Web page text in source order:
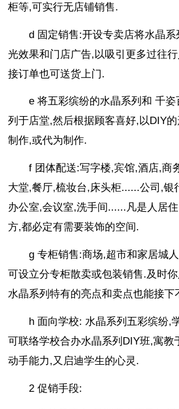
柜等,可实行无店铺销售.
d 固定销售:开设专卖店将水晶
光效果和门店广告,以吸引更多过往
接订单也可送货上门.
e 将五彩缤纷的水晶系列和 千
列于店堂,然后根据顾客喜好,以DIY
制作,或代为制作.
f 团体配送:写字楼,宾馆,酒店,商
大堂,餐厅,梳妆台,床头柜......公司,银
办公室,会议室,洗手间......凡是人居
方,都必定有需要装饰的空间.
g 专柜销售:商场,超市和家居城
可设立分专柜散卖或包装销售.及时
水晶系列特有的亮点和卖点也能接下
h 面向学校: 水晶系列五彩缤纷,
可联络学校合办水晶系列DIY班,寓教
动手能力,又启迪学生的心灵.
2 促销手段: